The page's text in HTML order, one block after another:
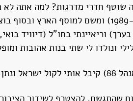
חדרי מדרגות? למה אתה לא
ה-90 ריאיינתי בארץ (את כולם, בערך)
שתי בנות אהובות ומופלאות: קארין